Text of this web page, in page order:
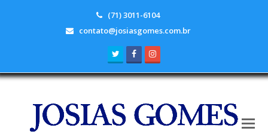
(71) 3011-6104
contato@josiasgomes.com.br
TwitterFacebook